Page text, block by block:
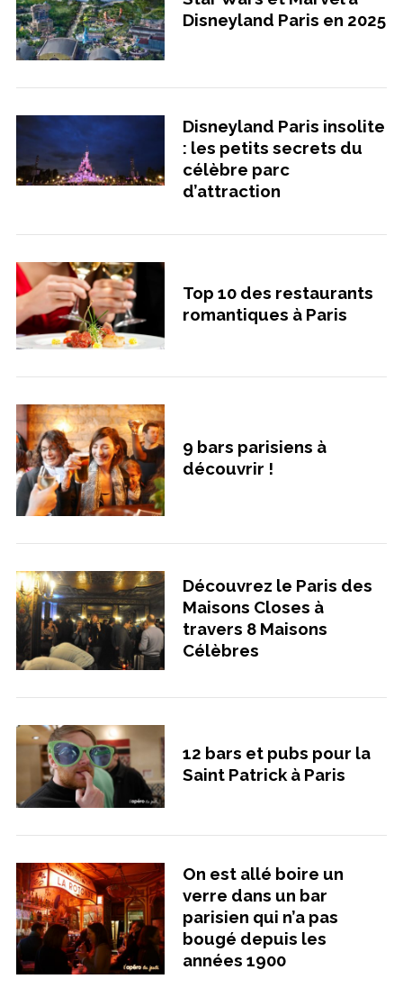
Disneyland Paris en 2025
Disneyland Paris insolite
: les petits secrets du
célèbre parc
d’attraction
Top 10 des restaurants
romantiques à Paris
9 bars parisiens à
découvrir !
Découvrez le Paris des
Maisons Closes à
travers 8 Maisons
Célèbres
12 bars et pubs pour la
Saint Patrick à Paris
On est allé boire un
verre dans un bar
parisien qui n’a pas
bougé depuis les
années 1900
a
r
c
f
: